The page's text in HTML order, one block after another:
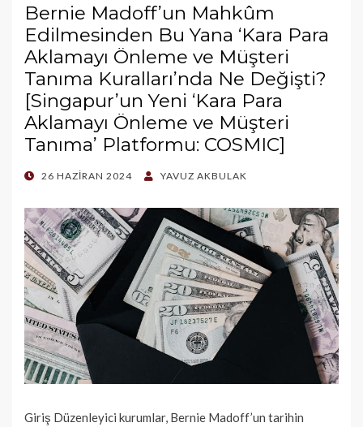
Bernie Madoff’un Mahkûm
Edilmesinden Bu Yana ‘Kara Para
Aklamayı Önleme ve Müşteri
Tanıma Kuralları’nda Ne Değişti?
[Singapur’un Yeni ‘Kara Para
Aklamayı Önleme ve Müşteri
Tanıma’ Platformu: COSMIC]
POSTED
26 HAZIRAN 2024 YAVUZ AKBULAK
Giriş Düzenleyici kurumlar, Bernie Madoff’un tarihin